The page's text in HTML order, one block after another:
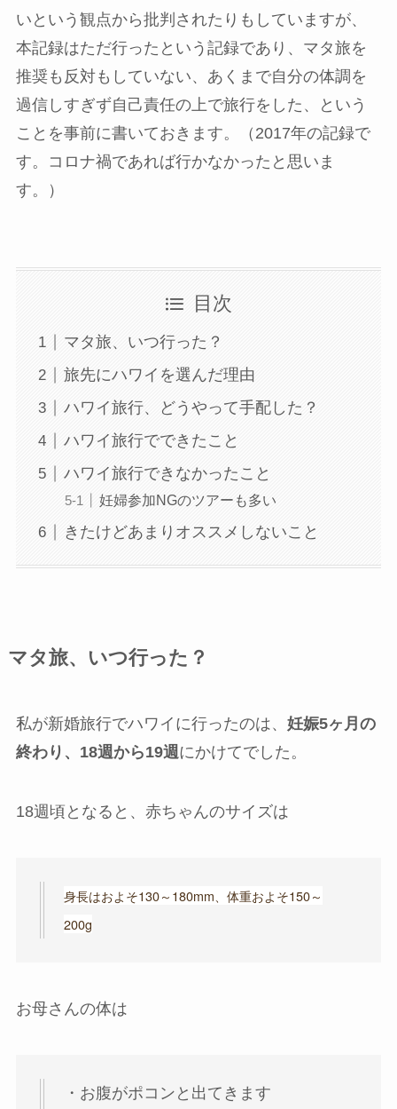
いという観点から批判されたりもしていますが、
本記録はただ行ったという記録であり、マタ旅を
推奨も反対もしていない、あくまで自分の体調を
過信しすぎず自己責任の上で旅行をした、という
ことを事前に書いておきます。（2017年の記録で
す。コロナ禍であれば行かなかったと思いま
す。）
目次
マタ旅、いつ行った？
旅先にハワイを選んだ理由
ハワイ旅行、どうやって手配した？
ハワイ旅行でできたこと
ハワイ旅行できなかったこと
妊婦参加NGのツアーも多い
きたけどあまりオススメしないこと
マタ旅、いつ行った？
私が新婚旅行でハワイに行ったのは、 妊娠5ヶ月の
終わり、18週から19週 にかけてでした。
18週頃となると、赤ちゃんのサイズは
身長はおよそ130～180mm、体重およそ150～
200g
お母さんの体は
・お腹がポコンと出てきます